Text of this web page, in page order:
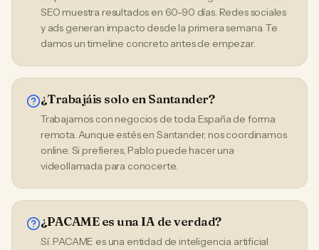
SEO muestra resultados en 60-90 días. Redes sociales
y ads generan impacto desde la primera semana. Te
damos un timeline concreto antes de empezar.
¿Trabajáis solo en Santander?
Trabajamos con negocios de toda España de forma
remota. Aunque estés en Santander, nos coordinamos
online. Si prefieres, Pablo puede hacer una
videollamada para conocerte.
¿PACAME es una IA de verdad?
Sí. PACAME es una entidad de inteligencia artificial